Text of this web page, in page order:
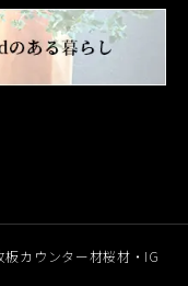
カウンター材桜材・IG